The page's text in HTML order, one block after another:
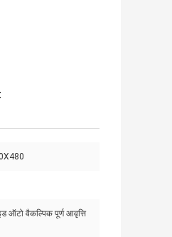
ऑटो वैकल्पिक पूर्ण आवृत्ति